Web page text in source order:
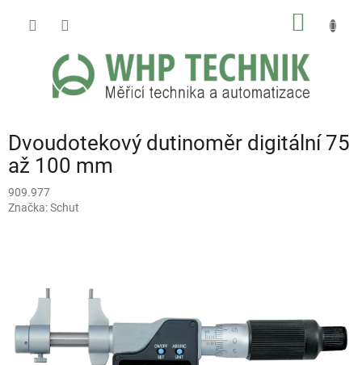
Dvoudotekový dutinoměr digitální 75
až 100 mm
909.977
Značka:Schut